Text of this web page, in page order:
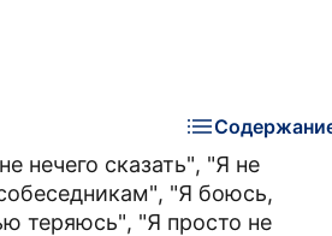
нечего сказать", "Я не
"Я боюсь,
теряюсь", "Я просто не